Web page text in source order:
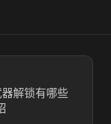
解锁有哪些